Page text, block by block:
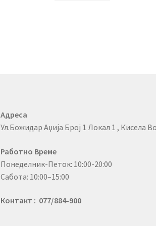
Адреса
Ул.Божидар Аџија Број 1 Локал 1 , Кисела
Работно Време
Понеделник-Петок: 10:00-20:00
Сабота: 10:00–15:00
Контакт : 077/884-900